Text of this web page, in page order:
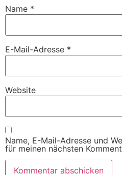
Name *
E-Mail-Adresse *
Website
Name, E-Mail-Adresse und
für meinen nächsten